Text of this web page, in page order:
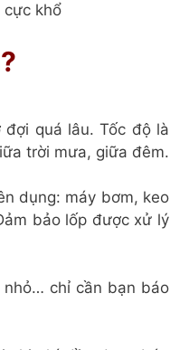
cực khổ
?
quá lâu. Tốc độ là
trời mưa, giữa đêm.
dụng: máy bơm, keo
bảo lốp được xử lý
chỉ cần bạn báo